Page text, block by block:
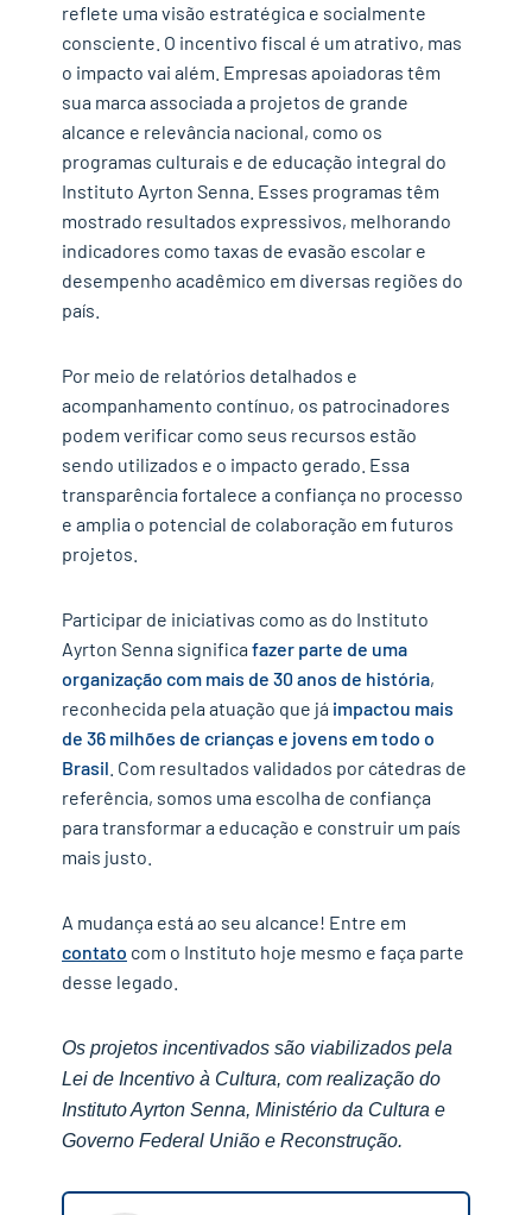
reflete uma visão estratégica e socialmente
consciente. O incentivo fiscal é um atrativo, mas
o impacto vai além. Empresas apoiadoras têm
sua marca associada a projetos de grande
alcance e relevância nacional, como os
programas culturais e de educação integral do
Instituto Ayrton Senna. Esses programas têm
mostrado resultados expressivos, melhorando
indicadores como taxas de evasão escolar e
desempenho acadêmico em diversas regiões do
país.
Por meio de relatórios detalhados e
acompanhamento contínuo, os patrocinadores
podem verificar como seus recursos estão
sendo utilizados e o impacto gerado. Essa
transparência fortalece a confiança no processo
e amplia o potencial de colaboração em futuros
projetos.
Participar de iniciativas como as do Instituto
Ayrton Senna significa fazer parte de uma
organização com mais de 30 anos de história,
reconhecida pela atuação que já impactou mais
de 36 milhões de crianças e jovens em todo o
Brasil . Com resultados validados por cátedras de
referência, somos uma escolha de confiança
para transformar a educação e construir um país
mais justo.
A mudança está ao seu alcance! Entre em
contato com o Instituto hoje mesmo e faça parte
desse legado.
Os projetos incentivados são viabilizados pela
Lei de Incentivo à Cultura, com realização do
Instituto Ayrton Senna, Ministério da Cultura e
Governo Federal União e Reconstrução.